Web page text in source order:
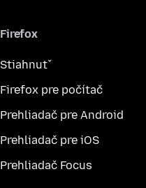
Firefox
Stiahnuť
Firefox pre počítač
Prehliadač pre Android
Prehliadač pre iOS
Prehliadač Focus